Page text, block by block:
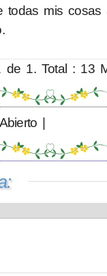
todas mis
de 1. Total : 13
|